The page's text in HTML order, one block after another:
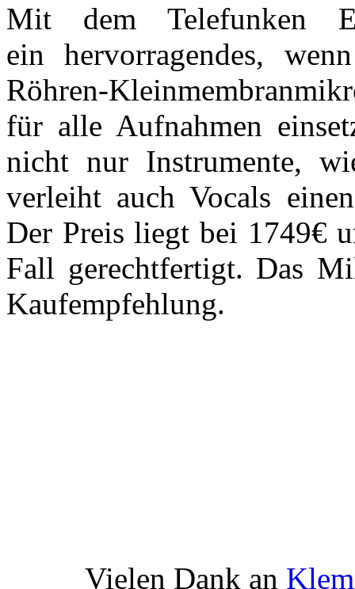
Mit dem Telefunken
ein hervorragendes,
Röhren-
für alle Aufnahmen
nicht nur Instrumente,
verleiht auch Vocals
Der Preis liegt bei 1749€
Fall gerechtfertigt. Das
Kaufempfehlung.
Vielen Dank an